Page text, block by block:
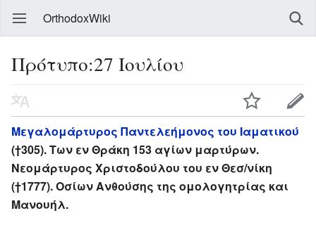
OrthodoxWiki
Πρότυπο:27 Ιουλίου
Μεγαλομάρτυρος Παντελεήμονος του Ιαματικού
(†305). Των εν Θράκη 153 αγίων μαρτύρων.
Νεομάρτυρος Χριστοδούλου του εν Θεσ/νίκη
(†1777). Οσίων Ανθούσης της ομολογητρίας και
Μανουήλ.